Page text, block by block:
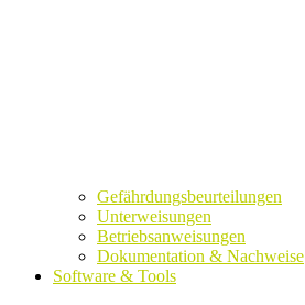
Gefährdungsbeurteilungen
Unterweisungen
Betriebsanweisungen
Dokumentation & Nachweise
Software & Tools